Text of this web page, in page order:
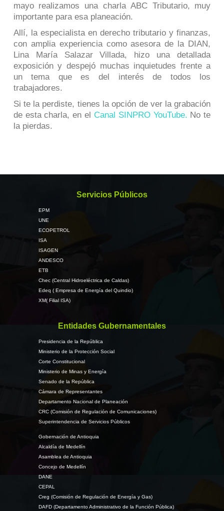
mayo realizamos una charla ABC Tributario, muy
importante para esa planeación.
Allí, la especialista en derecho tributario y finanzas,
con amplia experiencia como asesora de la DIAN,
Lina María Salazar Villada, hizo una detallada
exposición y despejó muchas inquietudes frente a
un tema que es del interés de todos los
trabajadores.
Si te la perdiste, tienes la opción de ver la grabación
de esta charla, en el Canal SINPRO YouTube. No te
la pierdas.
Servicios Públicos
EPM
UNE
ECOPETROL
ISA
ISAGEN
ANDESCO
ETB
Chec (Central Hidroeléctrica de Caldas)
Edeq ( Empresa de Energía del Quindio)
XM( Filial ISA)
Entidades Gubernamentales
Presidencia de la República
Ministerio de la Protección Social
Corte Constitucional
Ministerio de Minas y Energía
Senado de la República
Cámara de Representantes
Departamento Nacional de Planeación
CRC (Comisión de Regulación de Comunicaciones)
Superintendencia de Servicios Públicos
Gobernación de Antioquia
Alcaldía de Medellín
Asamblea de Antioquia
Concejo de Medellín
DANE
CEPAL
Creg (Comisión de Regulación de Energía y Gas)
DAFD (Departamento Administrativo de la Función Pública)